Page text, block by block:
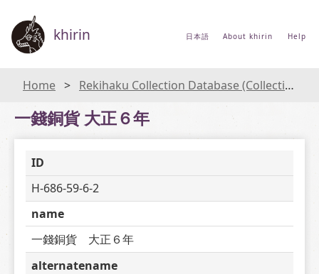
khirin 日本語 About khirin Help
Home Rekihaku Collection Database (Collections Database of the National Museum of Japanese History)
一錢銅貨 大正６年
ID
H-686-59-6-2
name
一錢銅貨　大正６年
alternatename